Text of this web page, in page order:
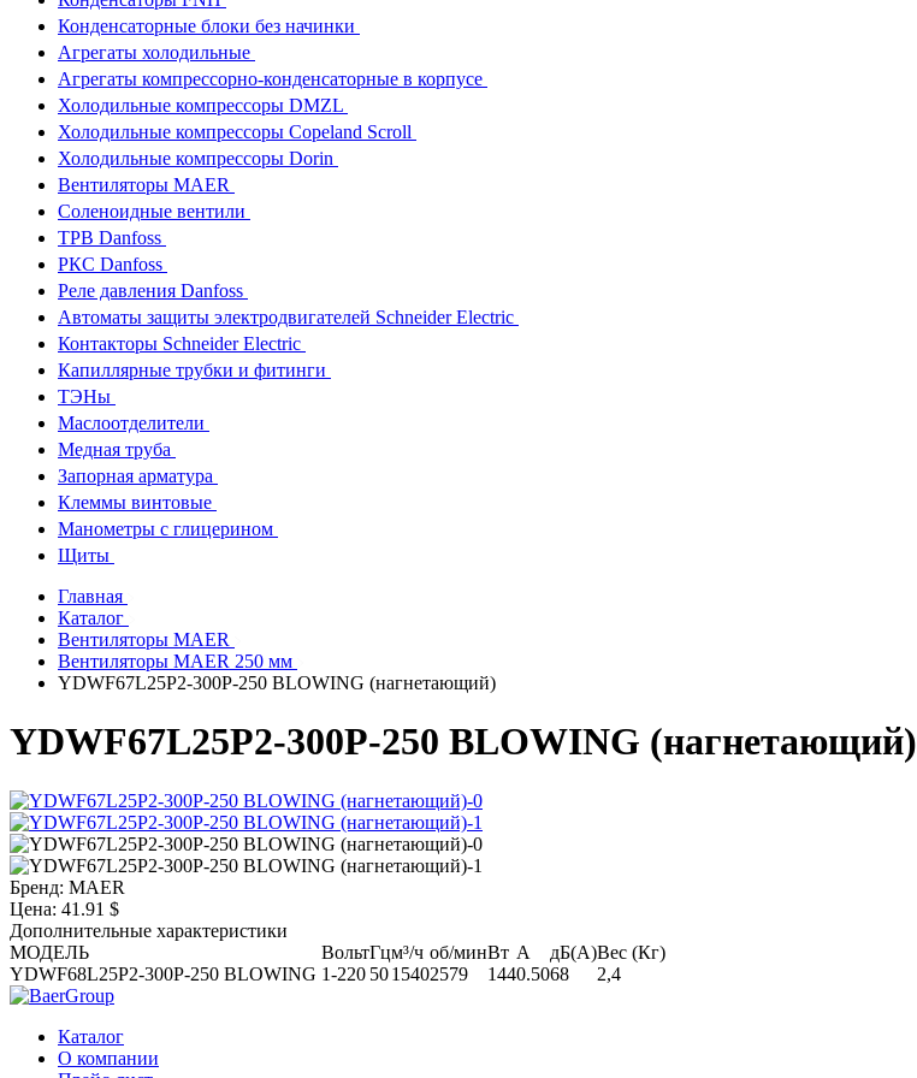
Конденсаторные блоки без начинки
Агрегаты холодильные
Агрегаты компрессорно-конденсаторные в корпусе
Холодильные компрессоры DMZL
Холодильные компрессоры Copeland Scroll
Холодильные компрессоры Dorin
Вентиляторы MAER
Соленоидные вентили
ТРВ Danfoss
РКС Danfoss
Реле давления Danfoss
Автоматы защиты электродвигателей Schneider Electric
Контакторы Schneider Electric
Капиллярные трубки и фитинги
ТЭНы
Маслоотделители
Медная труба
Запорная арматура
Клеммы винтовые
Манометры с глицерином
Щиты
Главная
Каталог
Вентиляторы MAER
Вентиляторы MAER 250 мм
YDWF67L25P2-300P-250 BLOWING (нагнетающий)
YDWF67L25P2-300P-250 BLOWING (нагнетающий)
Бренд: MAER
Цена: 41.91 $
Дополнительные характеристики
МОДЕЛЬ
ВольтГцм³/ч об/минВт А дБ(A)Вес (Кг)
YDWF68L25P2-300P-250 BLOWING 1-220 5015402579 1440.5068 2,4
Каталог
О компании